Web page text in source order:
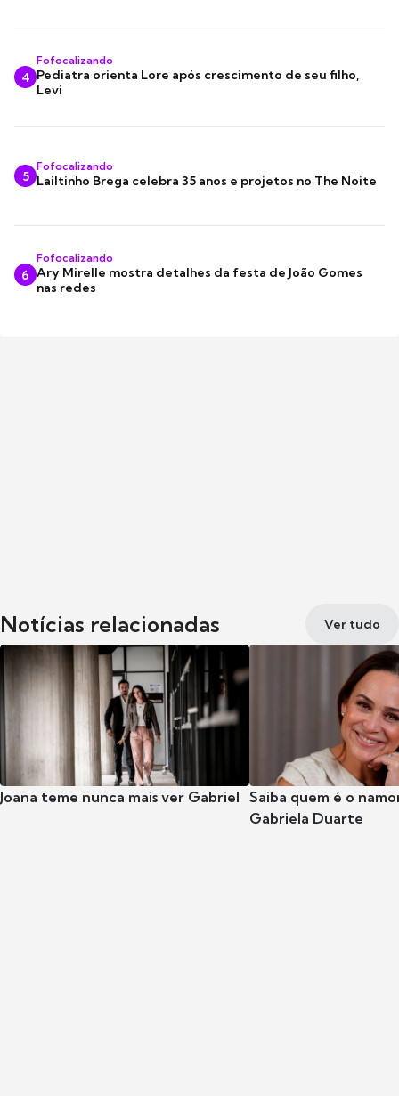
4
Fofocalizando
Pediatra orienta Lore após crescimento de seu filho,
Levi
5
Fofocalizando
Lailtinho Brega celebra 35 anos e projetos no The Noite
6
Fofocalizando
Ary Mirelle mostra detalhes da festa de João Gomes
nas redes
Notícias relacionadas Ver tudo
Joana teme nunca mais ver Gabriel Saiba quem é o
Gabriela Duarte